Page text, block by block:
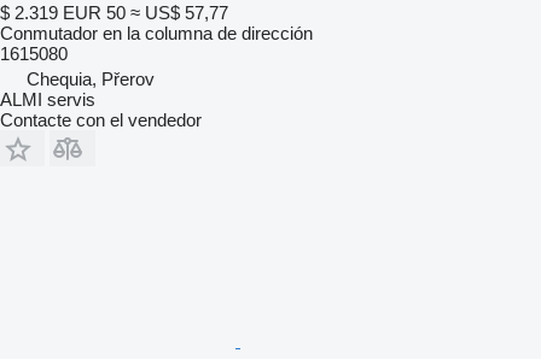
$ 2.319 EUR 50 ≈ US$ 57,77
Conmutador en la columna de dirección
1615080
Chequia, Přerov
ALMI servis
Contacte con el vendedor